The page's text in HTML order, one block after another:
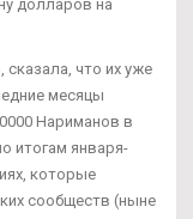
долларов на
что их уже
месяцы
Нариманов в
итогам января-
которые
сообществ (ныне